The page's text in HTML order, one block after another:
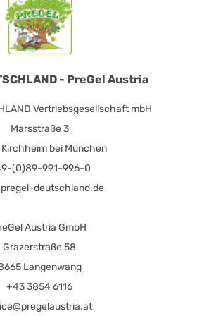
- PreGel Austria
Vertriebsgesellschaft mbH
Marsstraße 3
bei München
(0)89-991-996-0
deutschland.de
Austria GmbH
Grazerstraße 58
Langenwang
+43 3854 6116